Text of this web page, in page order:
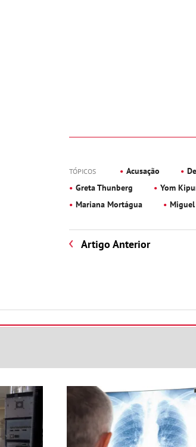
TÓPICOS Acusação
Greta Thunberg
Yom
Mariana Mortágua
Artigo Anterior